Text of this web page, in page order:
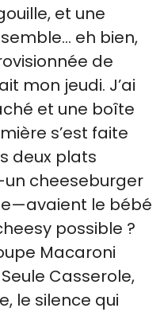
et une
eh bien,
de
mon jeudi. J’ai
et une boîte
s’est faite
deux plats
cheeseburger
le bébé
possible ?
Macaroni
Casserole,
le silence qui